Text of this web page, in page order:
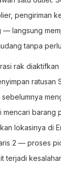
pengiriman
— langsung
tanpa
rak diaktifkan
ratusan
mencari barang
lokasinya di
2 — proses
terjadi